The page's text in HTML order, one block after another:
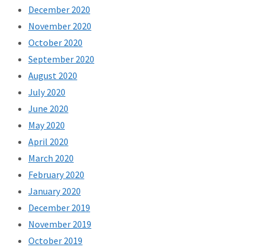
December 2020
November 2020
October 2020
September 2020
August 2020
July 2020
June 2020
May 2020
April 2020
March 2020
February 2020
January 2020
December 2019
November 2019
October 2019